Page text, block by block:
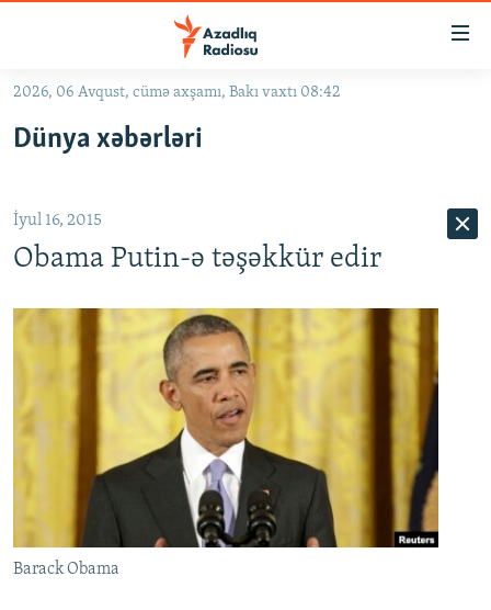
Əsas
qayıt
qayıt
Axtarışa
#İZAHLA
#ƏSLINDƏ
QANUNI DOĞRU
ARAŞDIRMA
MULTIMEDIA
FOTOQALEREYA
İNFOQRAFIKA
KARIKATURA
RADIO ARXIV
AZƏRBAYCAN ƏDƏBIYYATI KITABXANASI
İSLAM VƏ DEMOKRATIYA
HAQQIMIZDA
MISSIYAMIZ
PEŞƏ ETIKASI VƏ JURNALISTIKA STANDARTLARIMIZ
BIZI IZLƏ
2026, 06 Avqust, cümə axşamı, Bakı vaxtı 08:42
Dünya xəbərləri
İyul 16, 2015
Obama Putin-ə təşəkkür edir
Barack Obama